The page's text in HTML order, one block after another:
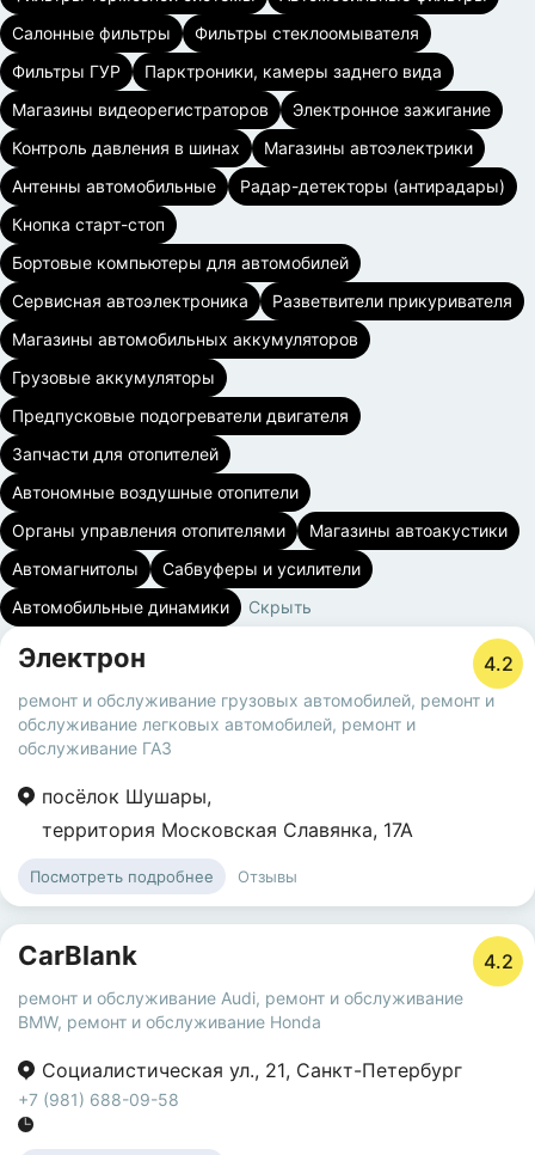
Салонные фильтры
Фильтры стеклоомывателя
Фильтры ГУР
Парктроники, камеры заднего вида
Магазины видеорегистраторов
Электронное зажигание
Контроль давления в шинах
Магазины автоэлектрики
Антенны автомобильные
Радар-детекторы (антирадары)
Кнопка старт-стоп
Бортовые компьютеры для автомобилей
Сервисная автоэлектроника
Разветвители прикуривателя
Магазины автомобильных аккумуляторов
Грузовые аккумуляторы
Предпусковые подогреватели двигателя
Запчасти для отопителей
Автономные воздушные отопители
Органы управления отопителями
Магазины автоакустики
Автомагнитолы
Сабвуферы и усилители
Автомобильные динамики
Скрыть
Электрон 4.2
ремонт и обслуживание грузовых автомобилей, ремонт и
обслуживание легковых автомобилей, ремонт и
обслуживание ГАЗ
посёлок Шушары,
территория Московская Славянка, 17А
Посмотреть подробнее Отзывы
CarBlank 4.2
ремонт и обслуживание Audi, ремонт и обслуживание
BMW, ремонт и обслуживание Honda
Социалистическая ул., 21, Санкт-Петербург
+7 (981) 688-09-58